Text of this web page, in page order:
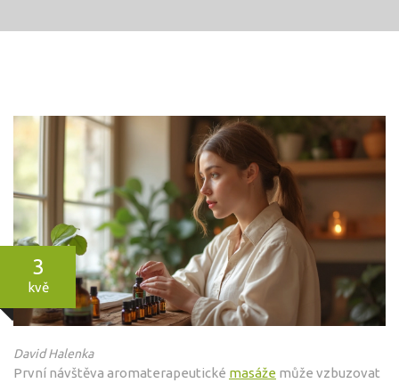
3
kvě
David Halenka
První návštěva aromaterapeutické masáže může vzbuzovat